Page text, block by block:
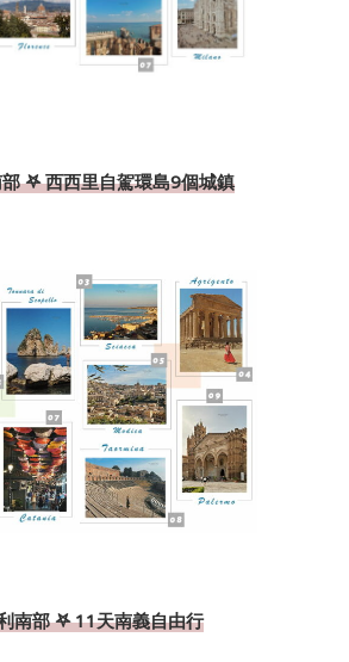
𖤐 西西里自駕環島9個城鎮
南部 𖤐 11天南義自由行